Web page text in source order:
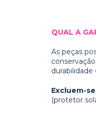
QUAL A
As peças
durabilidade
Excluem-
(protetor